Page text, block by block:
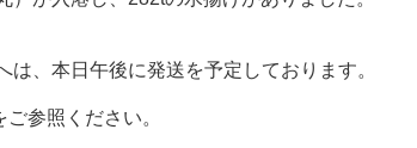
、本日午後に発送を予定しております。
参照ください。